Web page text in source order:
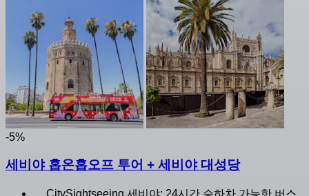
-5%
세비야 홉온홉오프 투어 + 세비야 대성당
CitySightseeing 세비야: 24시간 승하차 가능한 버스